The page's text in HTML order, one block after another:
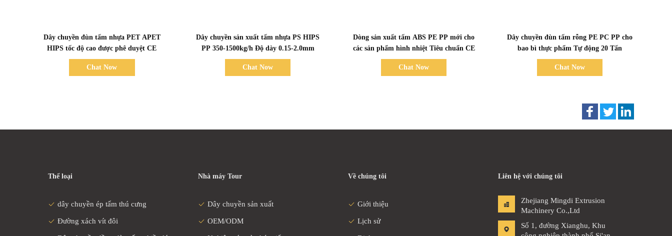
Dây chuyền đùn tấm nhựa PET APET
HIPS tốc độ cao được phê duyệt CE
Chat Now
Dây chuyền sản xuất tấm nhựa PS HIPS
PP 350-1500kg/h Độ dày 0.15-2.0mm
Chat Now
Dòng sản xuất tấm ABS PE PP mới cho
các sản phẩm hình nhiệt Tiêu chuẩn CE
Chat Now
Dây chuyền đùn tấm rỗng PE PC PP cho
bao bì thực phẩm Tự động 20 Tấn
Chat Now
Thể loại
dây chuyền ép tấm thú cưng
Đường xách vít đôi
Nhà máy Tour
Dây chuyền sản xuất
OEM/ODM
Về chúng tôi
Giới thiệu
Lịch sử
Liên hệ với chúng tôi
Zhejiang Mingdi Extrusion
Machinery Co.,Ltd
Số 1, đường Xianghu, Khu